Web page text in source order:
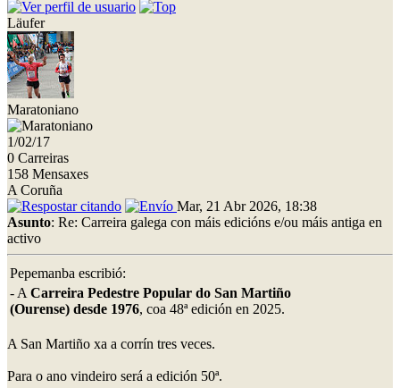
Läufer
Maratoniano
1/02/17
0 Carreiras
158 Mensaxes
A Coruña
Mar, 21 Abr 2026, 18:38
Asunto: Re: Carreira galega con máis edicións e/ou máis antiga en
activo
Pepemanba escribió:
- A Carreira Pedestre Popular do San Martiño
(Ourense) desde 1976, coa 48ª edición en 2025.
A San Martiño xa a corrín tres veces.
Para o ano vindeiro será a edición 50ª.